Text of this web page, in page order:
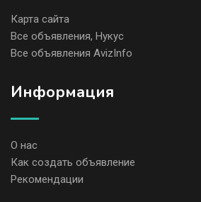
Карта сайта
Все объявления, Нукус
Все объявления AvizInfo
Информация
О нас
Как создать объявление
Рекомендации